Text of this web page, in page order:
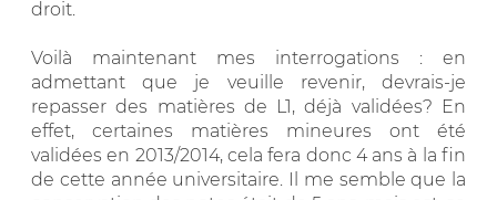
droit.
Voilà maintenant mes interrogations : en
admettant que je veuille revenir, devrais-je
repasser des matières de L1, déjà validées? En
effet, certaines matières mineures ont été
validées en 2013/2014, cela fera donc 4 ans à la fin
de cette année universitaire. Il me semble que la